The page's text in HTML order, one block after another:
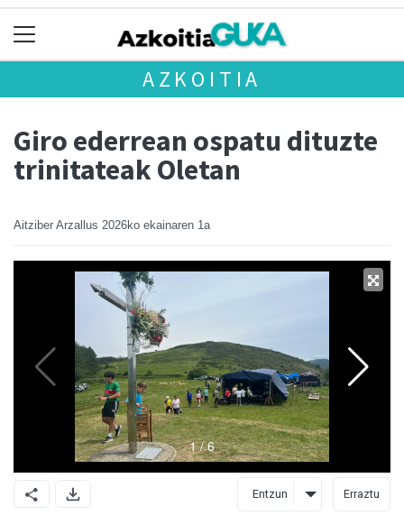
AZKOITIA
Giro ederrean ospatu dituzte
trinitateak Oletan
Aitziber Arzallus 2026ko ekainaren 1a
Entzun Erraztu